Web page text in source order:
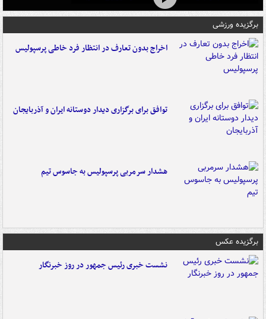
برگزیده ورزشی
اخراج بدون تعارف در انتظار فرد خاطی پرسپولیس
توافق برای برگزاری دیدار دوستانه ایران و آذربایجان
هشدار سرمربی پرسپولیس به جاسوس تیم
برگزیده عکس
نشست خبری رئیس جمهور در روز خبرنگار